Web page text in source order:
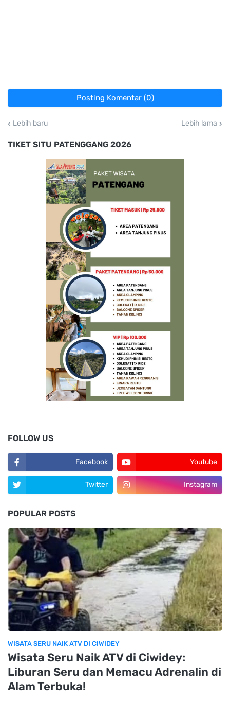
Posting Komentar (0)
Lebih baru Lebih lama
TIKET SITU PATENGGANG 2026
FOLLOW US
Facebook Youtube
Twitter Instagram
POPULAR POSTS
WISATA SERU NAIK ATV DI CIWIDEY
Wisata Seru Naik ATV di Ciwidey:
Liburan Seru dan Memacu Adrenalin di
Alam Terbuka!